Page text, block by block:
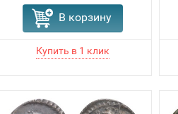
В корзину